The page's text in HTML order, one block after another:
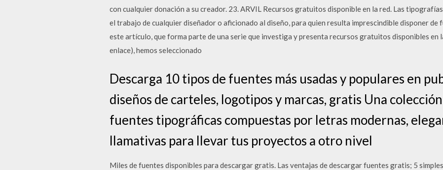
con cualquier donación a su creador. 23. ARVIL Recursos gratuitos disponible en la red. Las
el trabajo de cualquier diseñador o aficionado al diseño, para quien resulta imprescindible disponer de
este artículo, que forma parte de una serie que investiga y presenta recursos gratuitos disponibles en
enlace), hemos seleccionado
Descarga 10 tipos de fuentes más usadas y populares en
diseños de carteles, logotipos y marcas, gratis Una
fuentes tipográficas compuestas por letras modernas,
llamativas para llevar tus proyectos a otro nivel
Miles de fuentes disponibles para descargar gratis. Las ventajas de descargar fuentes gratis; 5